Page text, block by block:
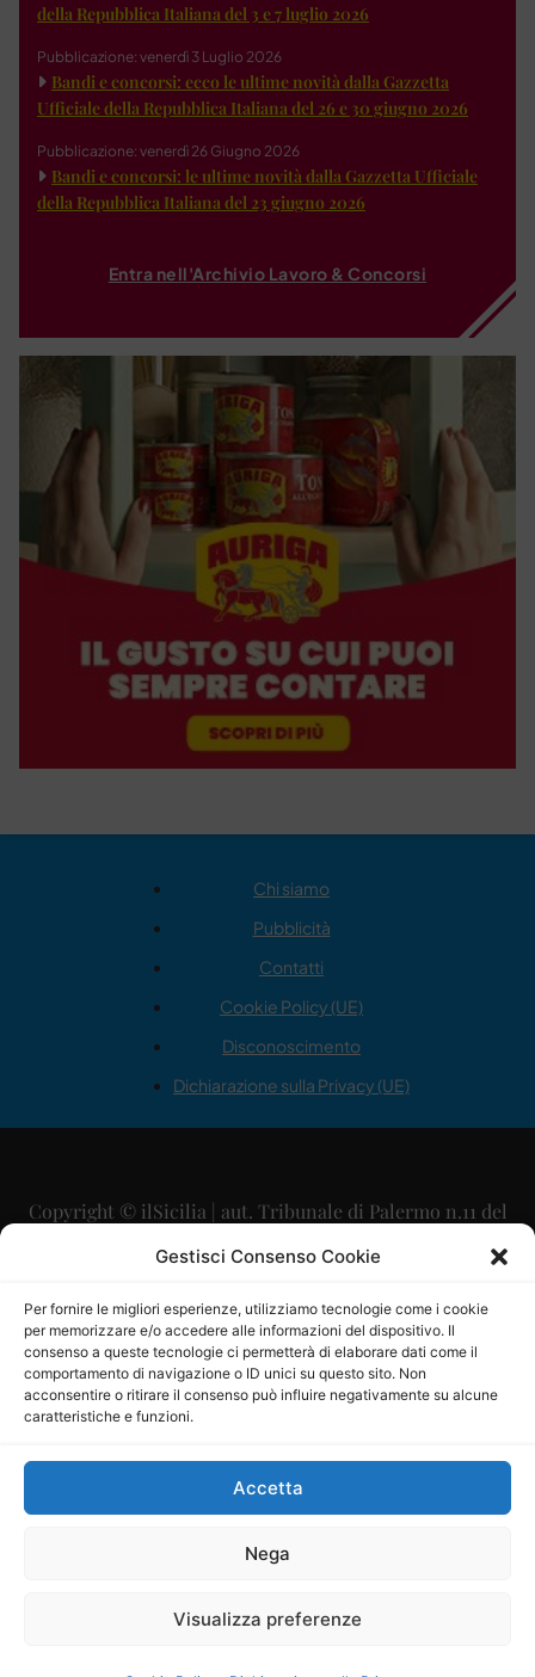
Gestisci Consenso Cookie
Per fornire le migliori esperienze, utilizziamo tecnologie come i cookie
per memorizzare e/o accedere alle informazioni del dispositivo. Il
consenso a queste tecnologie ci permetterà di elaborare dati come il
comportamento di navigazione o ID unici su questo sito. Non
acconsentire o ritirare il consenso può influire negativamente su alcune
caratteristiche e funzioni.
Accetta
Nega
Visualizza preferenze
della Repubblica Italiana del 3 e 7 luglio 2026
Pubblicazione: venerdì 3 Luglio 2026
Bandi e concorsi: ecco le ultime novità dalla Gazzetta
Ufficiale della Repubblica Italiana del 26 e 30 giugno 2026
Pubblicazione: venerdì 26 Giugno 2026
Bandi e concorsi: le ultime novità dalla Gazzetta Ufficiale
della Repubblica Italiana del 23 giugno 2026
Entra nell'Archivio Lavoro & Concorsi
Chi siamo
Pubblicità
Contatti
Cookie Policy (UE)
Disconoscimento
Dichiarazione sulla Privacy (UE)
Copyright © ilSicilia | aut. Tribunale di Palermo n.11 del
29/09/2015
Direttore Editoriale: Maurizio Scaglione
Direttore Responsabile: Maria Calabrese
P.IVA: 06334930820
Mercurio Comunicazione Società Cooperativa a r.l. è
iscritta al Registro degli Operatori di Comunicazione al
Sito gestito daLa Digitale srl–info@ladigitale.it